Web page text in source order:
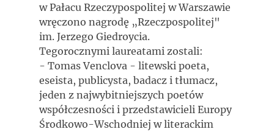
w Pałacu Rzeczypospolitej w Warszawie
wręczono nagrodę „Rzeczpospolitej"
im. Jerzego Giedroycia.
Tegorocznymi laureatami zostali:
- Tomas Venclova - litewski poeta,
eseista, publicysta, badacz i tłumacz,
jeden z najwybitniejszych poetów
współczesności i przedstawicieli Europy
Środkowo-Wschodniej w literackim